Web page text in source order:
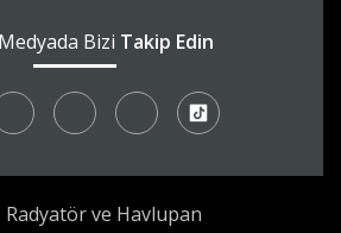
Bizi Takip Edin
Radyatör ve Havlupan